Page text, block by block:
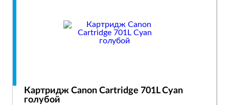
Картридж Canon Cartridge 701L Cyan
голубой